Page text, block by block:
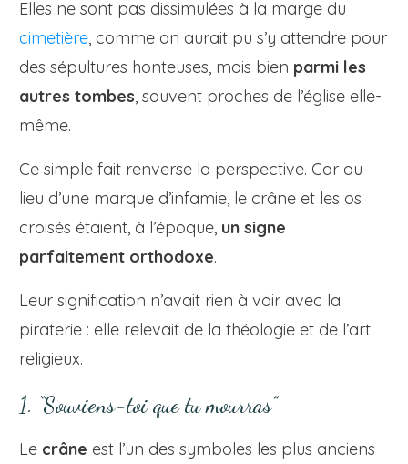
Elles ne sont pas dissimulées à la marge du
cimetière, comme on aurait pu s’y attendre pour
des sépultures honteuses, mais bien parmi les
autres tombes, souvent proches de l’église elle-
même.
Ce simple fait renverse la perspective. Car au
lieu d’une marque d’infamie, le crâne et les os
croisés étaient, à l’époque, un signe
parfaitement orthodoxe.
Leur signification n’avait rien à voir avec la
piraterie : elle relevait de la théologie et de l’art
religieux.
1. “Souviens-toi que tu mourras”
Le crâne est l’un des symboles les plus anciens